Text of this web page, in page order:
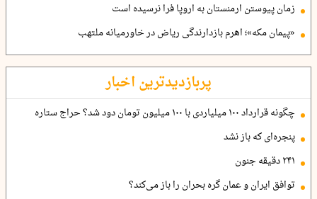
زمان پیوستن ارمنستان به اروپا فرا نرسیده است
«پیمان مکه»؛ اهرم بازدارندگی ریاض در خاورمیانه ملتهب
پربازدیدترین اخبار
چگونه قرارداد ۱۰۰ میلیاردی با ۱۰۰ میلیون تومان دود شد؟ حراج ستاره
پنجره‌ای که باز نشد
۲۴۱ دقیقه جنون
توافق ایران و عمان گره بحران را باز می‌کند؟